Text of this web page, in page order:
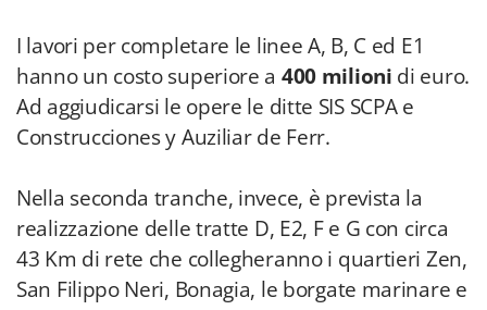
I lavori per completare le linee A, B, C ed E1
hanno un costo superiore a 400 milioni di euro.
Ad aggiudicarsi le opere le ditte SIS SCPA e
Construcciones y Auziliar de Ferr.
Nella seconda tranche, invece, è prevista la
realizzazione delle tratte D, E2, F e G con circa
43 Km di rete che collegheranno i quartieri Zen,
San Filippo Neri, Bonagia, le borgate marinare e